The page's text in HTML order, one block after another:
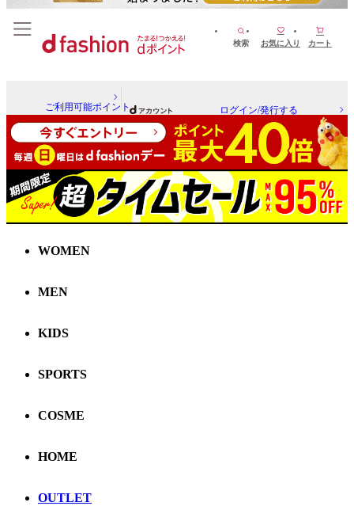
検索 お気に入り カート
ご利用可能ポイント ログイン/発行する
WOMEN
MEN
KIDS
SPORTS
COSME
HOME
OUTLET